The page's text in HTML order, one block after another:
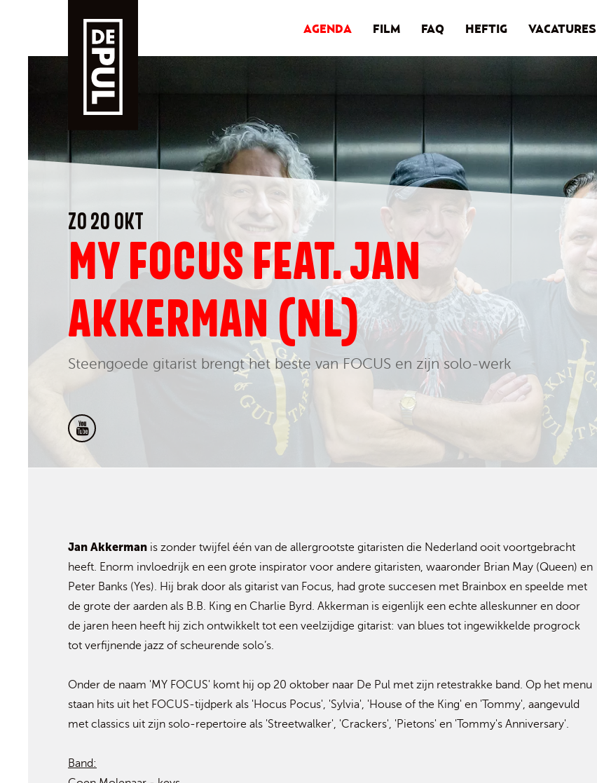
AGENDA FILM FAQ HEFTIG VACATURES
ZO 20 OKT
MY FOCUS FEAT. JAN
AKKERMAN (NL)
Steengoede gitarist brengt het beste van FOCUS en zijn solo-werk
Jan Akkerman is zonder twijfel één van de allergrootste gitaristen die Nederland ooit voortgebracht
heeft. Enorm invloedrijk en een grote inspirator voor andere gitaristen, waaronder Brian May (Queen) en
Peter Banks (Yes). Hij brak door als gitarist van Focus, had grote succesen met Brainbox en speelde met
de grote der aarden als B.B. King en Charlie Byrd. Akkerman is eigenlijk een echte alleskunner en door
de jaren heen heeft hij zich ontwikkelt tot een veelzijdige gitarist: van blues tot ingewikkelde progrock
tot verfijnende jazz of scheurende solo’s.
Onder de naam 'MY FOCUS' komt hij op 20 oktober naar De Pul met zijn retestrakke band. Op het menu
staan hits uit het FOCUS-tijdperk als 'Hocus Pocus', 'Sylvia', 'House of the King' en 'Tommy', aangevuld
met classics uit zijn solo-repertoire als 'Streetwalker', 'Crackers', 'Pietons' en 'Tommy's Anniversary'.
Band: